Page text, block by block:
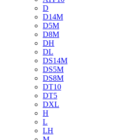
D
D14M
D5M
D8M
DH
DL
DS14M
DS5M
DS8M
DT10
DT5
DXL
H
L
LH